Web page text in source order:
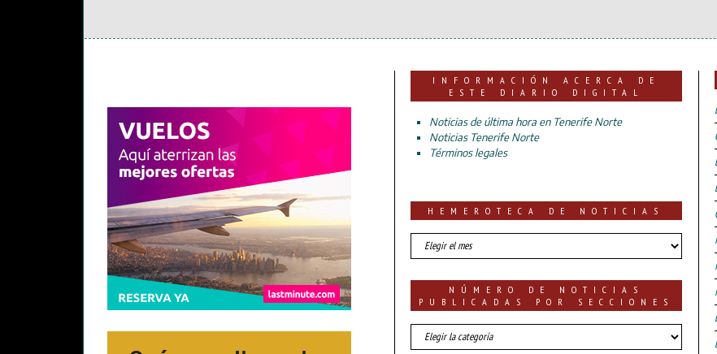
INFORMACIÓN ACERCA DE
ESTE DIARIO DIGITAL
Noticias de última hora en Tenerife Norte
Noticias Tenerife Norte
Términos legales
HEMEROTECA DE NOTICIAS
HEMEROTECA
DE
NÚMERO DE NOTICIAS
PUBLICADAS POR SECCIONES
número
de